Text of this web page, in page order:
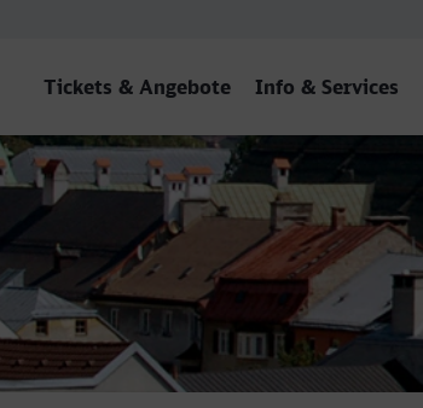
Tickets & Angebote Info & Services
Hbf - Innsbruck Hbf